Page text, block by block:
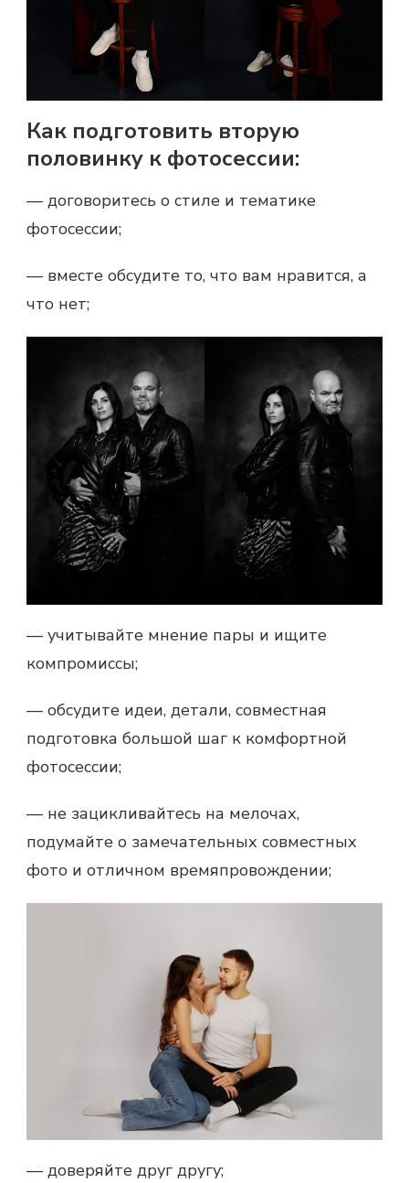
Как подготовить вторую
половинку к фотосессии:
— договоритесь о стиле и тематике
фотосессии;
— вместе обсудите то, что вам нравится, а
что нет;
— учитывайте мнение пары и ищите
компромиссы;
— обсудите идеи, детали, совместная
подготовка большой шаг к комфортной
фотосессии;
— не зацикливайтесь на мелочах,
подумайте о замечательных совместных
фото и отличном времяпровождении;
— доверяйте друг другу;